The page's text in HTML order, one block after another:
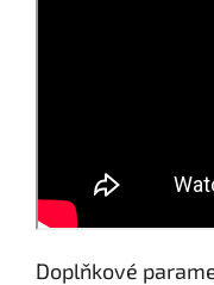
Doplňkové